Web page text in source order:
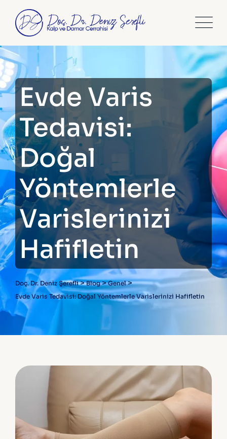
content
Evde Varis
Tedavisi:
Doğal
Yöntemlerle
Varislerinizi
Hafifletin
Doç. Dr. Deniz Şerefli>Blog>Genel>
Evde Varis Tedavisi: Doğal Yöntemlerle Varislerinizi Hafifletin